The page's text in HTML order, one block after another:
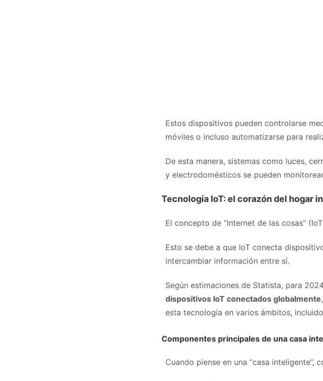
Estos dispositivos pueden controlarse
móviles o incluso automatizarse para
De esta manera, sistemas como luces,
y electrodomésticos se pueden
Tecnología IoT: el corazón del hogar
El concepto de “Internet de las cosas”
Esto se debe a que IoT conecta
intercambiar información entre sí.
Según estimaciones de Statista, para
dispositivos IoT conectados globalmente
esta tecnología en varios ámbitos,
Componentes principales de una casa
Cuando piense en una “casa inteligente”,